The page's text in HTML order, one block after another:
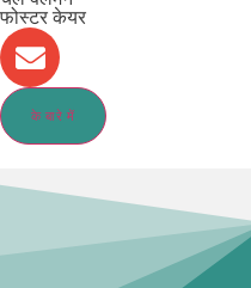
फोस्टर केयर
के बारे में